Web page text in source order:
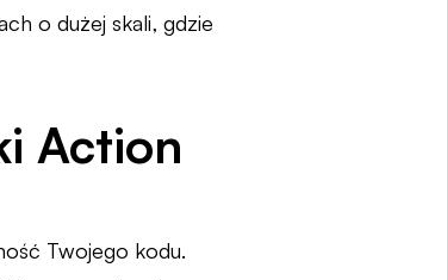
o dużej skali, gdzie
Action
Twojego kodu.